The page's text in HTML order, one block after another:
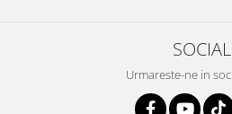
SOCIAL
Urmareste-ne in